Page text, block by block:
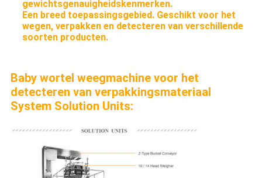
gewichtsgenauigheidskenmerken.
Een breed toepassingsgebied. Geschikt voor het
wegen, verpakken en detecteren van verschillende
soorten producten.
Baby wortel weegmachine voor het
detecteren van verpakkingsmateriaal
System Solution Units: